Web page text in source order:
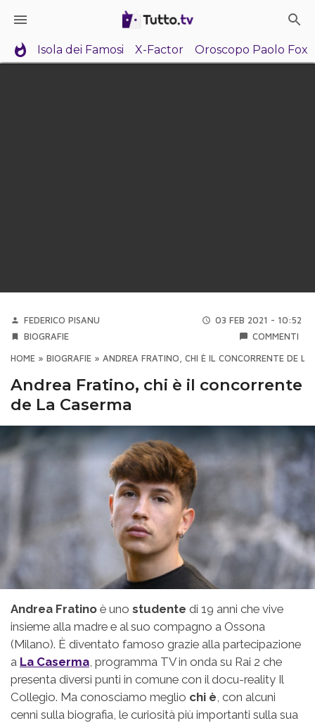
Isola dei Famosi X-Factor Oroscopo Paolo Fox
FEDERICO PISANU
03 FEB 2021 - 10:52
BIOGRAFIE
COMMENTI
HOME » BIOGRAFIE » ANDREA FRATINO, CHI È IL CONCORRENTE DE LA
Andrea Fratino, chi è il concorrente
de La Caserma
Andrea Fratino è uno studente di 19 anni che vive
insieme alla madre e al suo compagno a Ossona
(Milano). È diventato famoso grazie alla partecipazione
a La Caserma, programma TV in onda su Rai 2 che
presenta diversi punti in comune con il docu-reality Il
Collegio. Ma conosciamo meglio chi è, con alcuni
cenni sulla biografia, le curiosità più importanti sulla sua